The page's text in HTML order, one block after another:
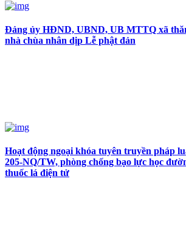
Đảng ủy HĐND, UBND, UB MTTQ xã
nhà chùa nhân dịp Lễ phật đản
Hoạt động ngoại khóa tuyên truyền pháp
205-NQ/TW, phòng chống bạo lực học
thuốc lá điện tử